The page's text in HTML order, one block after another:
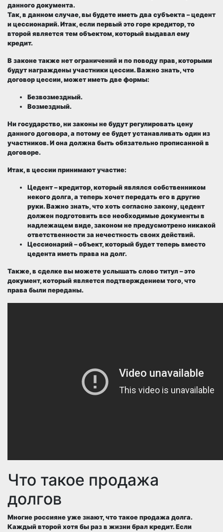
данного документа.
Так, в данном случае, вы будете иметь два субъекта – цедент
и цессионарий. Итак, если первый это горе кредитор, то
второй является тем объектом, который выдавал ему
кредит.
В законе также нет ограничений и по поводу прав, которыми
будут награждены участники цессии. Важно знать, что
договор цессии, может иметь две формы:
Безвозмездный.
Возмездный.
Ни государство, ни законы не будут регулировать цену
данного договора, а потому ее будет устанавливать один из
участников. И она должна быть обязательно прописанной в
договоре.
Итак, в цессии принимают участие:
Цедент – кредитор, который являлся собственником
некого долга, а теперь хочет передать его в другие
руки. Важно знать, что хоть согласно закону, цедент
должен подготовить все необходимые документы в
надлежащем виде, законом не предусмотрено никакой
ответственности за нечестность своих действий.
Цессионарий – объект, который будет теперь вместо
цедента иметь права на долг.
Также, в сделке вы можете услышать слово титул – это
документ, который является подтверждением того, что
права были переданы.
Что такое продажа
долгов
Многие россияне уже знают, что такое продажа долга.
Каждый второй хотя бы раз в жизни брал кредит. Если